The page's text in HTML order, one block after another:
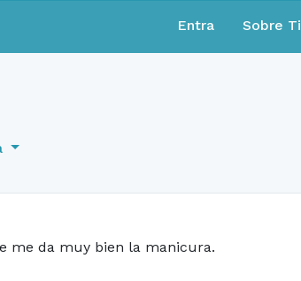
Entra Sobre
me da muy bien la manicura.